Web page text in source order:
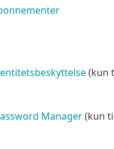
(kun
Manager(kun